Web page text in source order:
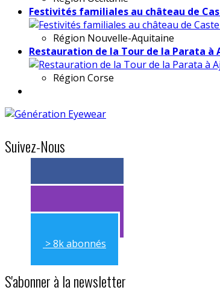
Festivités familiales au château de
Région Nouvelle-Aquitaine
Restauration de la Tour de la Parata à
Région Corse
Suivez-Nous
> 11k abonnés
> 11k abonnés
> 8k abonnés
S'abonner à la newsletter